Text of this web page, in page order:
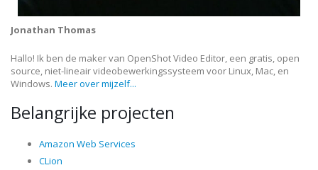
Jonathan Thomas
Hallo! Ik ben de maker van OpenShot Video Editor, een gratis, open
source, niet-lineair videobewerkingssysteem voor Linux, Mac, en
Windows. Meer over mijzelf...
Belangrijke projecten
Amazon Web Services
CLion